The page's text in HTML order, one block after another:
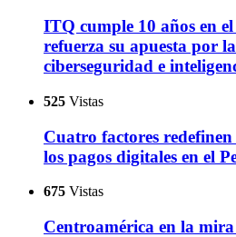
ITQ cumple 10 años en
refuerza su apuesta por la
ciberseguridad e
525 Vistas
Cuatro factores
los pagos digitales en el
675 Vistas
Centroamérica en la mira